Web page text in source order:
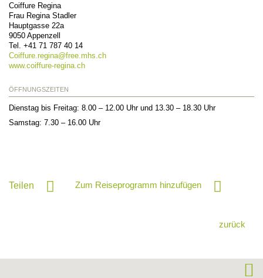
Coiffure Regina
Frau Regina Stadler
Hauptgasse 22a
9050 Appenzell
Tel. +41 71 787 40 14
Coiffure.regina@free.mhs.ch
www.coiffure-regina.ch
ÖFFNUNGSZEITEN
Dienstag bis Freitag: 8.00 – 12.00 Uhr und 13.30 – 18.30 Uhr
Samstag: 7.30 – 16.00 Uhr
Teilen Zum Reiseprogramm hinzufügen
zurück